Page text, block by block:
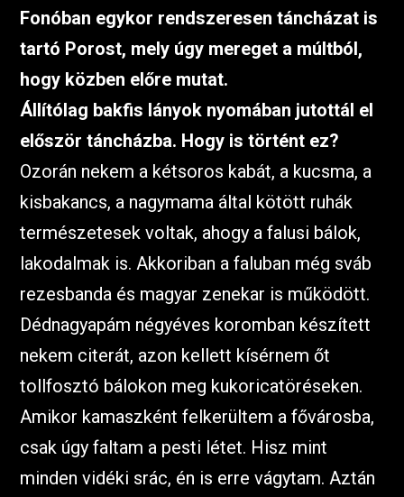
Fonóban egykor rendszeresen táncházat is
tartó Porost, mely úgy mereget a múltból,
hogy közben előre mutat.
Állítólag bakfis lányok nyomában jutottál el
először táncházba. Hogy is történt ez?
Ozorán nekem a kétsoros kabát, a kucsma, a
kisbakancs, a nagymama által kötött ruhák
természetesek voltak, ahogy a falusi bálok,
lakodalmak is. Akkoriban a faluban még sváb
rezesbanda és magyar zenekar is működött.
Dédnagyapám négyéves koromban készített
nekem citerát, azon kellett kísérnem őt
tollfosztó bálokon meg kukoricatöréseken.
Amikor kamaszként felkerültem a fővárosba,
csak úgy faltam a pesti létet. Hisz mint
minden vidéki srác, én is erre vágytam. Aztán